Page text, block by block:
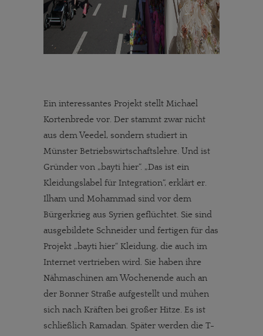
Ein interessantes Projekt stellt Michael
Kortenbrede vor. Der stammt zwar nicht
aus dem Veedel, sondern studiert in
Münster Betriebswirtschaftslehre. Und ist
Gründer von „bayti hier“. „Das ist ein
Kleidungslabel für Integration“, erklärt er.
Ilham und Mohammad sind vor dem
Bürgerkrieg aus Syrien geflüchtet. Sie sind
ausgebildete Schneider und fertigen für das
Projekt „bayti hier“ Kleidung, die auch im
Internet vertrieben wird. Sie haben ihre
Nähmaschinen am Wochenende auch an
der Bonner Straße aufgestellt und mühen
sich nach Kräften bei großer Hitze. Es ist
schließlich Ramadan. Später werden die T-